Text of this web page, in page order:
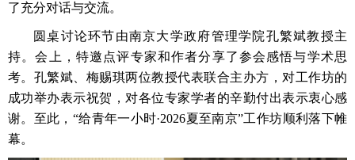
了充分对话与交流。
圆桌讨论环节由南京大学政府管理学院孔繁斌教授主
持。会上，特邀点评专家和作者分享了参会感悟与学术思
考。孔繁斌、梅赐琪两位教授代表联合主办方，对工作坊的
成功举办表示祝贺，对各位专家学者的辛勤付出表示衷心感
谢。至此，“给青年一小时·2026夏至南京”工作坊顺利落下帷
幕。